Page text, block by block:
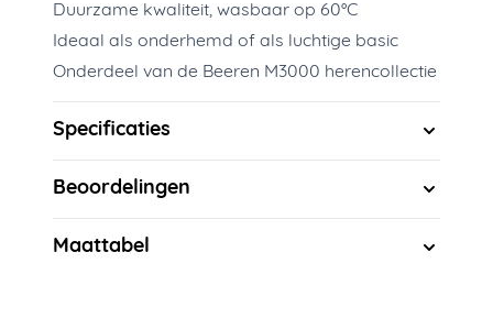
Duurzame kwaliteit, wasbaar op 60°C
Ideaal als onderhemd of als luchtige basic
Onderdeel van de Beeren M3000 herencollectie
Specificaties
Beoordelingen
Maattabel